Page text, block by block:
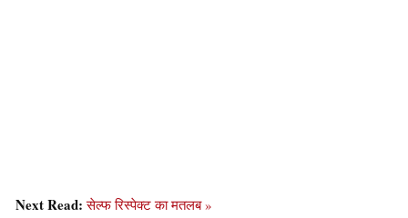
Next Read:सेल्फ रिस्पेक्ट का मतलब »